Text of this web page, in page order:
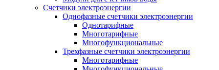
Счетчики электроэнергии
Однофазные счетчики электроэнергии
Однотарифные
Многотарифные
Многофункциональные
Трехфазные счетчики электроэнергии
Многотарифные